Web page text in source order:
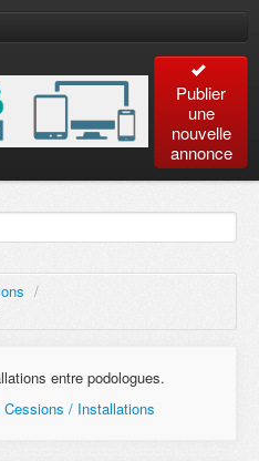
Publier
une
nouvelle
annonce
/
entre podologues.
/ Installations